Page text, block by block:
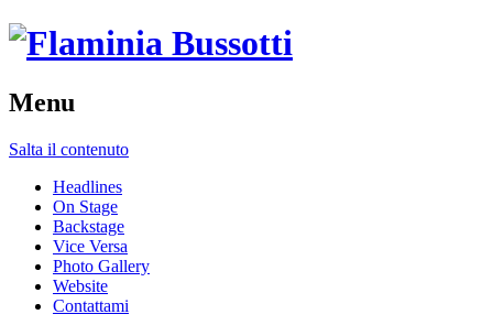
Menu
Salta il contenuto
Headlines
On Stage
Backstage
Vice Versa
Photo Gallery
Website
Contattami